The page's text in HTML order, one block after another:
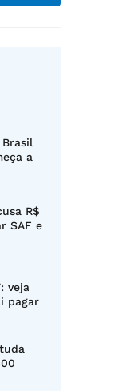
a
R$
SAF e
veja
pagar